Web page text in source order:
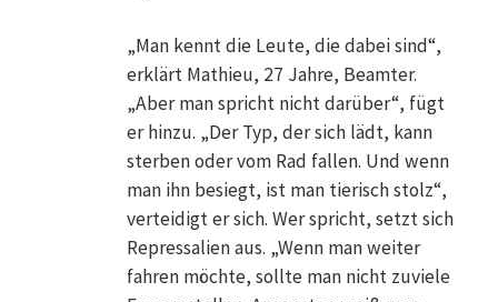
„Man kennt die Leute, die dabei sind“,
erklärt Mathieu, 27 Jahre, Beamter.
„Aber man spricht nicht darüber“, fügt
er hinzu. „Der Typ, der sich lädt, kann
sterben oder vom Rad fallen. Und wenn
man ihn besiegt, ist man tierisch stolz“,
verteidigt er sich. Wer spricht, setzt sich
Repressalien aus. „Wenn man weiter
fahren möchte, sollte man nicht zuviele